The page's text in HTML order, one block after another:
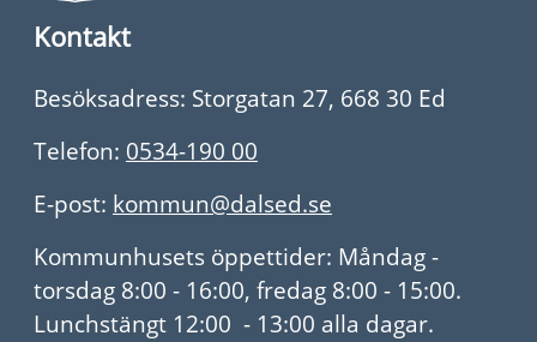
Kontakt
Besöksadress: Storgatan 27, 668 30 Ed
Telefon: 0534-190 00
E-post: kommun@dalsed.se
Kommunhusets öppettider: Måndag -
torsdag 8:00 - 16:00, fredag 8:00 - 15:00.
Lunchstängt 12:00 - 13:00 alla dagar.